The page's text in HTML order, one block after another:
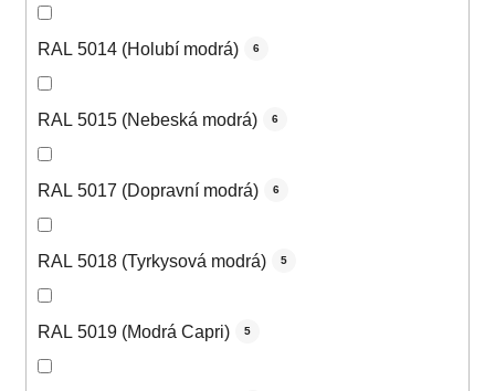
RAL 5014 (Holubí modrá) 6
RAL 5015 (Nebeská modrá) 6
RAL 5017 (Dopravní modrá) 6
RAL 5018 (Tyrkysová modrá) 5
RAL 5019 (Modrá Capri) 5